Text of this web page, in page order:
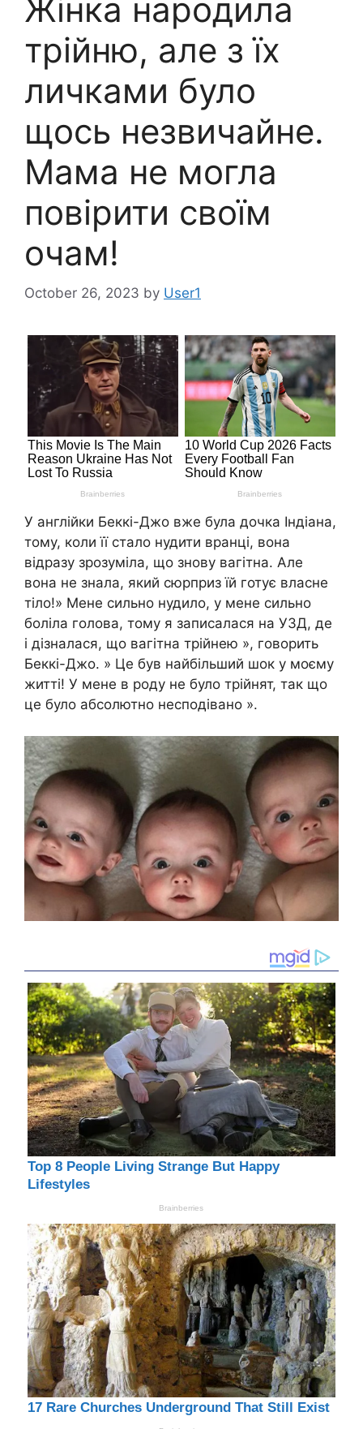
Жінка народила
трійню, але з їх
личками було
щось незвичайне.
Мама не могла
повірити своїм
очам!
October 26, 2023 by User1
У англійки Беккі-Джо вже була дочка Індіана,
тому, коли її стало нудити вранці, вона
відразу зрозуміла, що знову вагітна. Але
вона не знала, який сюрприз їй готує власне
тіло!» Мене сильно нудило, у мене сильно
боліла голова, тому я записалася на УЗД, де
і дізналася, що вагітна трійнею », говорить
Беккі-Джо. » Це був найбільший шок у моєму
житті! У мене в роду не було трійнят, так що
це було абсолютно несподівано ».